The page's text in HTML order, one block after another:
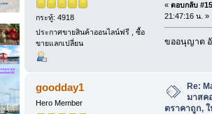
กระทู้: 4918
ประกาศขายสินค้าออนไลน์ฟรี , ซื้อ
ขายแลกเปลี่ยน
« ตอบกลับ
21:47:16 น. »
ขออนุญาต
goodday1
Hero Member
Re:
มาสค
ตราคาถูก,